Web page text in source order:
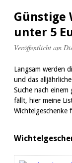
Günstige
unter 5
Veröffentlicht am
Langsam werden
und das
Suche nach
fällt, hier meine